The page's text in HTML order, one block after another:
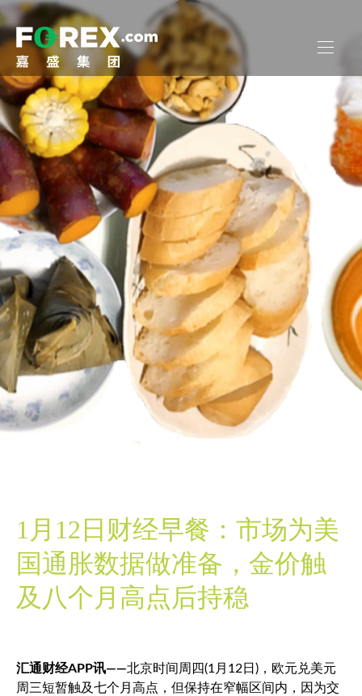
1月12日财经早餐：市场为美
国通胀数据做准备，金价触
及八个月高点后持稳
汇通财经APP讯——北京时间周四(1月12日)， 欧元兑美元
周三短暂触及七个月高点，但保持在窄幅区间内，因为交